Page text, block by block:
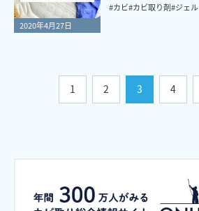
2020年4月27日
#カビ#カビ取り剤#ジェル
1 2 3 4